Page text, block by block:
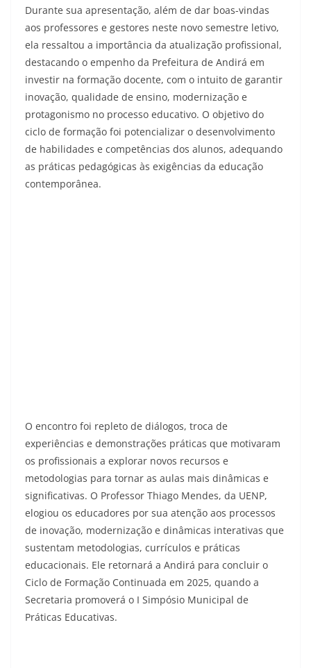
Durante sua apresentação, além de dar boas-vindas
aos professores e gestores neste novo semestre letivo,
ela ressaltou a importância da atualização profissional,
destacando o empenho da Prefeitura de Andirá em
investir na formação docente, com o intuito de garantir
inovação, qualidade de ensino, modernização e
protagonismo no processo educativo. O objetivo do
ciclo de formação foi potencializar o desenvolvimento
de habilidades e competências dos alunos, adequando
as práticas pedagógicas às exigências da educação
contemporânea.
O encontro foi repleto de diálogos, troca de
experiências e demonstrações práticas que motivaram
os profissionais a explorar novos recursos e
metodologias para tornar as aulas mais dinâmicas e
significativas. O Professor Thiago Mendes, da UENP,
elogiou os educadores por sua atenção aos processos
de inovação, modernização e dinâmicas interativas que
sustentam metodologias, currículos e práticas
educacionais. Ele retornará a Andirá para concluir o
Ciclo de Formação Continuada em 2025, quando a
Secretaria promoverá o I Simpósio Municipal de
Práticas Educativas.